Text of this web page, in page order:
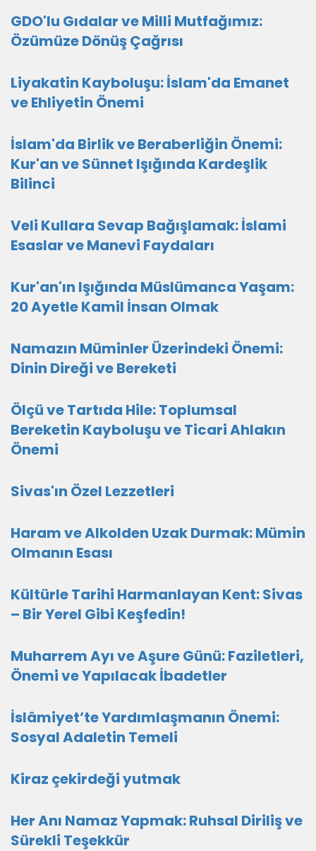
GDO'lu Gıdalar ve Milli Mutfağımız:
Özümüze Dönüş Çağrısı
Liyakatin Kayboluşu: İslam'da Emanet
ve Ehliyetin Önemi
İslam'da Birlik ve Beraberliğin Önemi:
Kur'an ve Sünnet Işığında Kardeşlik
Bilinci
Veli Kullara Sevap Bağışlamak: İslami
Esaslar ve Manevi Faydaları
Kur'an'ın Işığında Müslümanca Yaşam:
20 Ayetle Kamil İnsan Olmak
Namazın Müminler Üzerindeki Önemi:
Dinin Direği ve Bereketi
Ölçü ve Tartıda Hile: Toplumsal
Bereketin Kayboluşu ve Ticari Ahlakın
Önemi
Sivas'ın Özel Lezzetleri
Haram ve Alkolden Uzak Durmak: Mümin
Olmanın Esası
Kültürle Tarihi Harmanlayan Kent: Sivas
– Bir Yerel Gibi Keşfedin!
Muharrem Ayı ve Aşure Günü: Faziletleri,
Önemi ve Yapılacak İbadetler
İslâmiyet’te Yardımlaşmanın Önemi:
Sosyal Adaletin Temeli
Kiraz çekirdeği yutmak
Her Anı Namaz Yapmak: Ruhsal Diriliş ve
Sürekli Teşekkür